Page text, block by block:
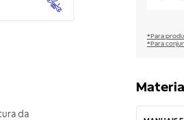
da
*Para
*Para